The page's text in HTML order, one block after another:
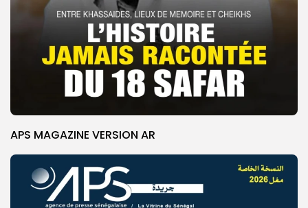
APS MAGAZINE VERSION AR